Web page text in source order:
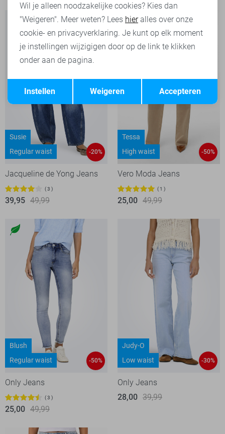
Susie
Regular waist
-20%
Jacqueline de Yong Jeans
3
39,95 49,99
Tessa
High waist
-50%
Vero Moda Jeans
1
25,00 49,99
Blush
Regular waist
-50%
Only Jeans
3
25,00 49,99
Judy-O
Low waist
-30%
Only Jeans
28,00 39,99
Terug Opslaan
Wil je alleen noodzakelijke cookies? Kies dan
"Weigeren". Meer weten? Lees hieralles over onze
cookie- en privacyverklaring. Je kunt op elk moment
je instellingen wijzigigen door op de link te klikken
onder aan de pagina.
Accepteren
Weigeren
Instellen